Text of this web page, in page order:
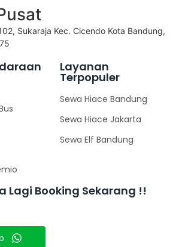
Sukaraja Kec. Cicendo Kota Bandung,
Layanan
Terpopuler
Sewa Hiace Bandung
Sewa Hiace Jakarta
Sewa Elf Bandung
Lagi Booking Sekarang !!